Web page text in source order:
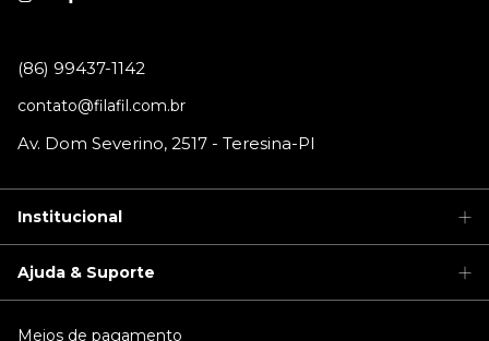
contato@filafil.com.br
Institucional
Ajuda & Suporte
Meios de pagamento